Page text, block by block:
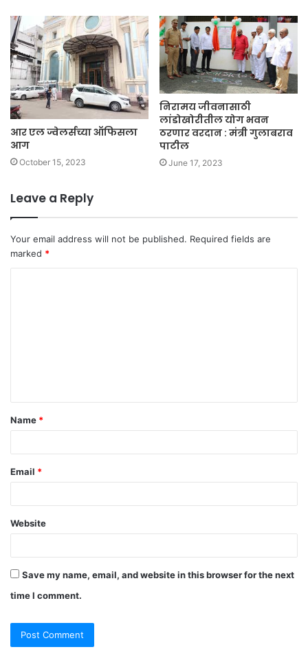
आर एल ज्वेलर्सच्या ऑफिसला
आग
October 15, 2023
निरामय जीवनासाठी
लांडोखोरीतील योग भवन
ठरणार वरदान : मंत्री गुलाबराव
पाटील
June 17, 2023
Leave a Reply
Your email address will not be published. Required fields are
marked *
t
*
Name *
Email *
Website
Save my name, email, and website in this browser for the next
time I comment.